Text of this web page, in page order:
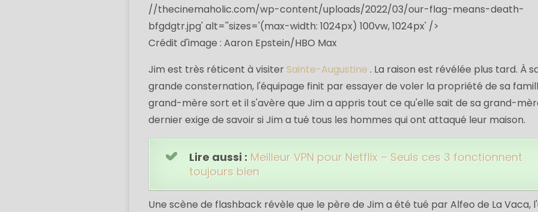
//thecinemaholic.com/wp-content/uploads/2022/03/our-flag-means-death-
bfgdgtr.jpg' alt=''sizes='(max-width: 1024px) 100vw, 1024px' />
Crédit d'image : Aaron Epstein/HBO Max
Jim est très réticent à visiter Sainte-Augustine . La raison est révélée plus tard. À
grande consternation, l'équipage finit par essayer de voler la propriété de sa
grand-mère sort et il s'avère que Jim a appris tout ce qu'elle sait de sa grand-
dernier exige de savoir si Jim a tué tous les hommes qui ont attaqué leur maison.
Lire aussi : Meilleur VPN pour Netflix – Seuls ces 3 fonctionnent
toujours bien
Une scène de flashback révèle que le père de Jim a été tué par Alfeo de La Vaca,